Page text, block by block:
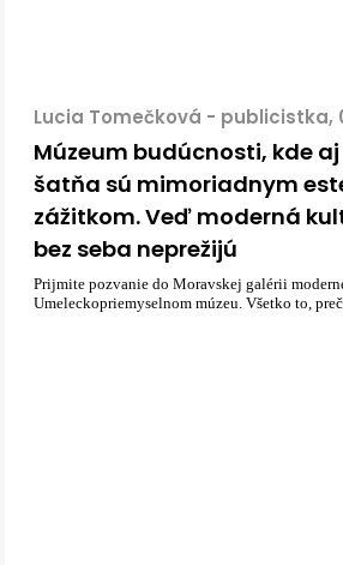
Lucia Tomečková - publicistka,
Múzeum budúcnosti, kde
šatňa sú mimoriadnym
zážitkom. Veď moderná
bez seba neprežijú
Prijmite pozvanie do Moravskej galérii
Umeleckopriemyselnom múzeu. Všetko to,